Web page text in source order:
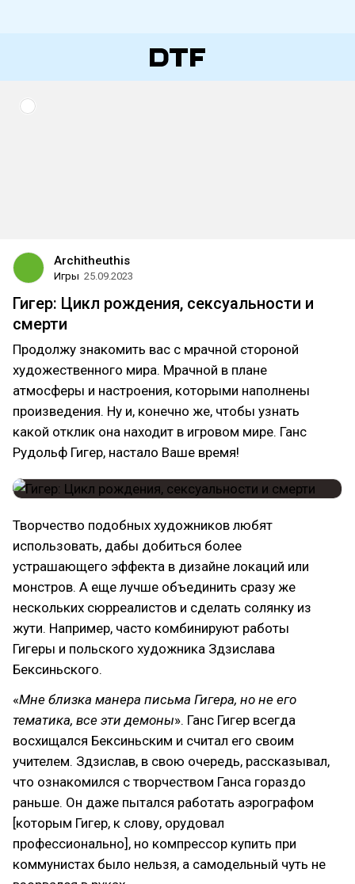
Architheuthis
Игры 25.09.2023
Гигер: Цикл рождения, сексуальности и
смерти
Продолжу знакомить вас с мрачной стороной
художественного мира. Мрачной в плане
атмосферы и настроения, которыми наполнены
произведения. Ну и, конечно же, чтобы узнать
какой отклик она находит в игровом мире. Ганс
Рудольф Гигер, настало Ваше время!
Творчество подобных художников любят
использовать, дабы добиться более
устрашающего эффекта в дизайне локаций или
монстров. А еще лучше объединить сразу же
нескольких сюрреалистов и сделать солянку из
жути. Например, часто комбинируют работы
Гигеры и польского художника Здзислава
Бексиньского.
«Мне близка манера письма Гигера, но не его
тематика, все эти демоны». Ганс Гигер всегда
восхищался Бексиньским и считал его своим
учителем. Здзислав, в свою очередь, рассказывал,
что ознакомился с творчеством Ганса гораздо
раньше. Он даже пытался работать аэрографом
[которым Гигер, к слову, орудовал
профессионально], но компрессор купить при
коммунистах было нельзя, а самодельный чуть не